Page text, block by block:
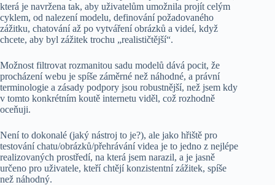
která je navržena tak, aby uživatelům umožnila projít celým
cyklem, od nalezení modelu, definování požadovaného
zážitku, chatování až po vytváření obrázků a videí, když
chcete, aby byl zážitek trochu „realističtější“.
Možnost filtrovat rozmanitou sadu modelů dává pocit, že
procházení webu je spíše záměrné než náhodné, a právní
terminologie a zásady podpory jsou robustnější, než jsem kdy
v tomto konkrétním koutě internetu viděl, což rozhodně
oceňuji.
Není to dokonalé (jaký nástroj to je?), ale jako hřiště pro
testování chatu/obrázků/přehrávání videa je to jedno z nejlépe
realizovaných prostředí, na která jsem narazil, a je jasně
určeno pro uživatele, kteří chtějí konzistentní zážitek, spíše
než náhodný.